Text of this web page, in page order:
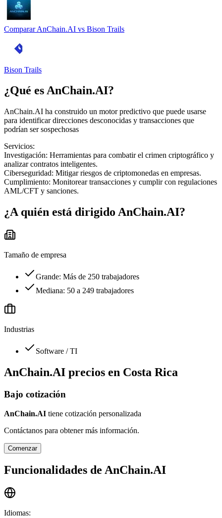
Comparar AnChain.AI vs Bison Trails
Bison Trails
¿Qué esAnChain.AI?
AnChain.AI ha construido un motor predictivo que puede usarse
para identificar direcciones desconocidas y transacciones que
podrían ser sospechosas
Servicios:
Investigación: Herramientas para combatir el crimen criptográfico y
analizar contratos inteligentes.
Ciberseguridad: Mitigar riesgos de criptomonedas en empresas.
Cumplimiento: Monitorear transacciones y cumplir con regulaciones
AML/CFT y sanciones.
¿A quién está dirigido AnChain.AI?
Tamaño de empresa
Grande: Más de 250 trabajadores
Mediana: 50 a 249 trabajadores
Industrias
Software / TI
AnChain.AI precios en Costa Rica
Bajo cotización
AnChain.AI tiene cotización personalizada
Contáctanos para obtener más información.
Comenzar
Funcionalidades de AnChain.AI
Idiomas: